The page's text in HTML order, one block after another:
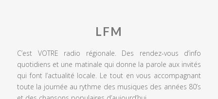
LFM
C’est VOTRE radio régionale. Des rendez-vous d’info
quotidiens et une matinale qui donne la parole aux invités
qui font l’actualité locale. Le tout en vous accompagnant
toute la journée au rythme des musiques des années 80’s